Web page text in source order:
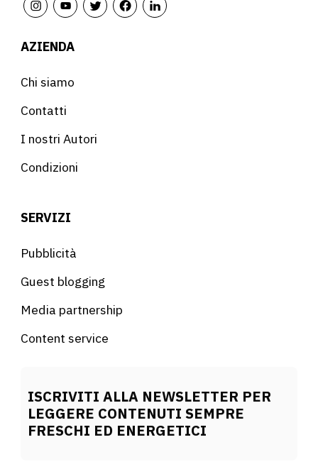
AZIENDA
Chi siamo
Contatti
I nostri Autori
Condizioni
SERVIZI
Pubblicità
Guest blogging
Media partnership
Content service
ISCRIVITI ALLA NEWSLETTER PER
LEGGERE CONTENUTI SEMPRE
FRESCHI ED ENERGETICI